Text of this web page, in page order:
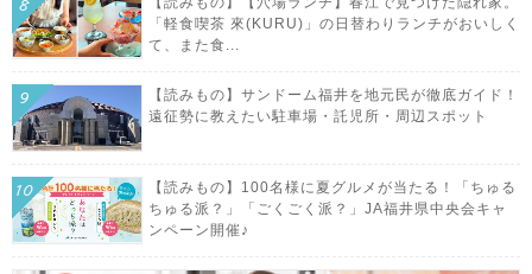
「軽食喫茶 來(KURU)」の日替わりランチがおいしく
て、また食...
【読みもの】サンドーム福井を地元民が徹底ガイド！
遠征勢に教えたい駐車場・託児所・周辺スポット
【読みもの】100名様に夏グルメが当たる！「ちゅる
ちゅる派？」「ごくごく派？」JA福井県中央会キャ
ンペーン開催♪